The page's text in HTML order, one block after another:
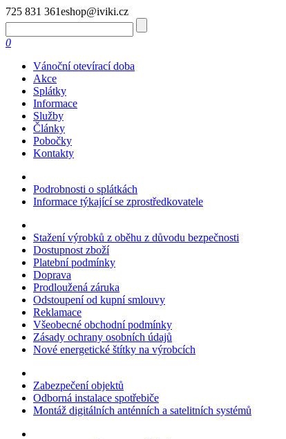
725 831 361eshop@iviki.cz
0
Vánoční otevírací doba
Akce
Splátky
Informace
Služby
Články
Pobočky
Kontakty
Podrobnosti o splátkách
Informace týkající se zprostředkovatele
Stažení výrobků z oběhu z důvodu bezpečnosti
Dostupnost zboží
Platební podmínky
Doprava
Prodloužená záruka
Odstoupení od kupní smlouvy
Reklamace
Všeobecné obchodní podmínky
Zásady ochrany osobních údajů
Nové energetické štítky na výrobcích
Zabezpečení objektů
Odborná instalace spotřebiče
Montáž digitálních anténních a satelitních systémů